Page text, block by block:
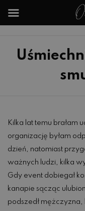
Kilka lat temu brałam
organizację byłam
dzień, natomiast
ważnych ludzi, kilka
Gdy event dobiegał
kanapie sącząc
podszedł mężczyzna,